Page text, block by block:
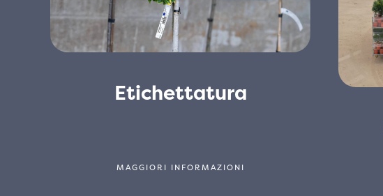
Etichettatura
MAGGIORI INFORMAZIONI